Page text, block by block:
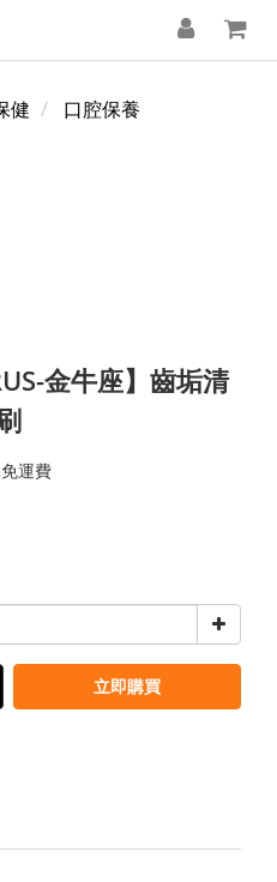
健 口腔保養
金牛座】齒垢清
運費
立即購買